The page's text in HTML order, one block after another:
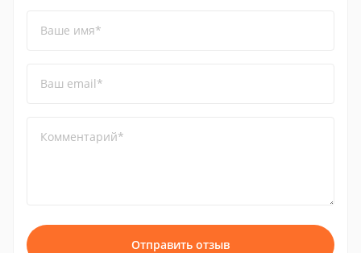
Ваше имя*
Ваш email*
Комментарий*
Отправить отзыв